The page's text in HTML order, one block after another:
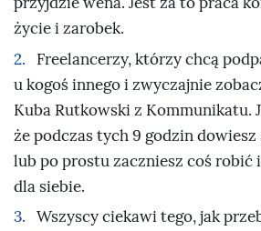
życie i zarobek.
Freelancerzy, którzy chcą
u kogoś innego i zwyczajnie
Kuba Rutkowski z Kommunikatu.
że podczas tych 9 godzin dowiesz
lub po prostu zaczniesz coś robić
dla siebie.
Wszyscy ciekawi tego, jak